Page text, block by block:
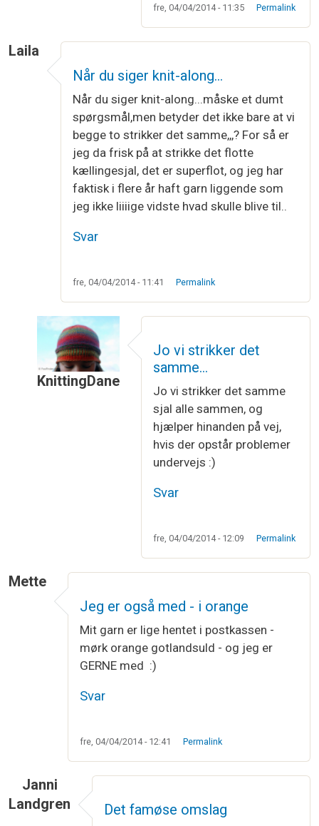
fre, 04/04/2014 - 11:35 Permalink
Laila
Når du siger knit-along…
Når du siger knit-along...måske et dumt
spørgsmål,men betyder det ikke bare at vi
begge to strikker det samme,,,? For så er
jeg da frisk på at strikke det flotte
kællingesjal, det er superflot, og jeg har
faktisk i flere år haft garn liggende som
jeg ikke liiiige vidste hvad skulle blive til..
Svar
fre, 04/04/2014 - 11:41 Permalink
KnittingDane
Når du siger knit-along…afLaila
Jo vi strikker det
samme…
Jo vi strikker det samme
sjal alle sammen, og
hjælper hinanden på vej,
hvis der opstår problemer
undervejs :)
Svar
fre, 04/04/2014 - 12:09 Permalink
Mette
Jeg er også med - i orange
Mit garn er lige hentet i postkassen -
mørk orange gotlandsuld - og jeg er
GERNE med :)
Svar
fre, 04/04/2014 - 12:41 Permalink
Janni
Landgren
Det famøse omslag